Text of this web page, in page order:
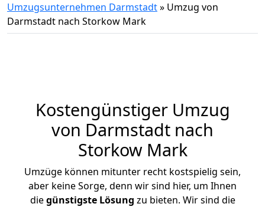
Umzugsunternehmen Darmstadt» Umzug von
Darmstadt nach Storkow Mark
Kostengünstiger Umzug
von Darmstadt nach
Storkow Mark
Umzüge können mitunter recht kostspielig sein,
aber keine Sorge, denn wir sind hier, um Ihnen
diegünstigste Lösung zu bieten. Wir sind die